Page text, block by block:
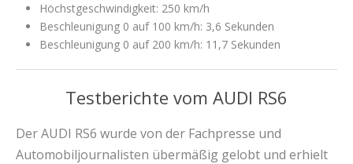
Höchstgeschwindigkeit: 250 km/h
Beschleunigung 0 auf 100 km/h: 3,6 Sekunden
Beschleunigung 0 auf 200 km/h: 11,7 Sekunden
Testberichte vom AUDI RS6
Der AUDI RS6 wurde von der Fachpresse und
Automobiljournalisten übermäßig gelobt und erhielt